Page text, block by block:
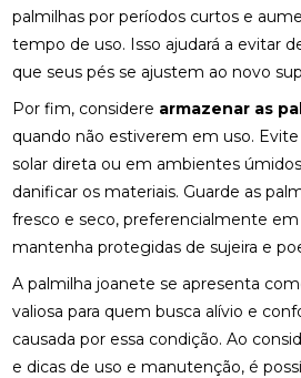
palmilhas por períodos curtos e
tempo de uso. Isso ajudará a evitar
que seus pés se ajustem ao novo
Por fim, considere armazenar as
quando não estiverem em uso. Evite
solar direta ou em ambientes
danificar os materiais. Guarde as
fresco e seco, preferencialmente
mantenha protegidas de sujeira e
A palmilha joanete se apresenta
valiosa para quem busca alívio e
causada por essa condição. Ao
e dicas de uso e manutenção, é
FISIOTERAPIA PARA REABILITAÇÃO DO LABIRINTO
E SEUS BENEFÍCIOS
FISIOTERAPIA PARA REABILITAÇÃO DO LABIRINTO:
DESCUBRA COMO
FISIOTERAPIA RESPIRATÓRIA DOMICILIAR É A
SOLUÇÃO IDEAL PARA
PULMONAR EM CASA
SOLUÇÃO IDEAL PARA
PULMONAR EM CASA
FISIOTERAPIA RESPIRATÓRIA